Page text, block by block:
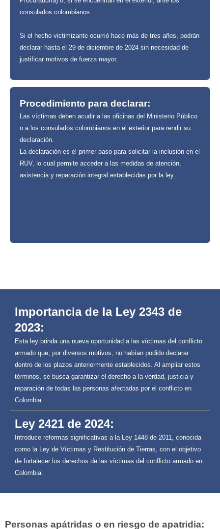
consulados colombianos.
Si el hecho victimizante ocurrió hace más de tres años, podrán
declarar hasta el 29 de diciembre de 2024 sin necesidad de
justificar motivos de fuerza mayor.
Procedimiento para declarar:
Las víctimas deben acudir a las oficinas del Ministerio Público
o a los consulados colombianos en el exterior para rendir su
declaración.
La declaración es el primer paso para solicitar la inclusión en el
RUV, lo cual permite acceder a las medidas de atención,
asistencia y reparación integral establecidas por la ley.
Importancia de la Ley 2343 de
2023:
Esta ley brinda una nueva oportunidad a las víctimas del conflicto
armado que, por diversos motivos, no habían podido declarar
dentro de los plazos anteriormente establecidos. Al ampliar estos
términos, se busca garantizar el derecho a la verdad, justicia y
reparación de todas las personas afectadas por el conflicto en
Colombia.
Ley 2421 de 2024:
Introduce reformas significativas a la Ley 1448 de 2011, conocida
como la Ley de Víctimas y Restitución de Tierras, con el objetivo
de fortalecer los derechos de las víctimas del conflicto armado en
Colombia.
Personas apátridas o en riesgo de apatridia: